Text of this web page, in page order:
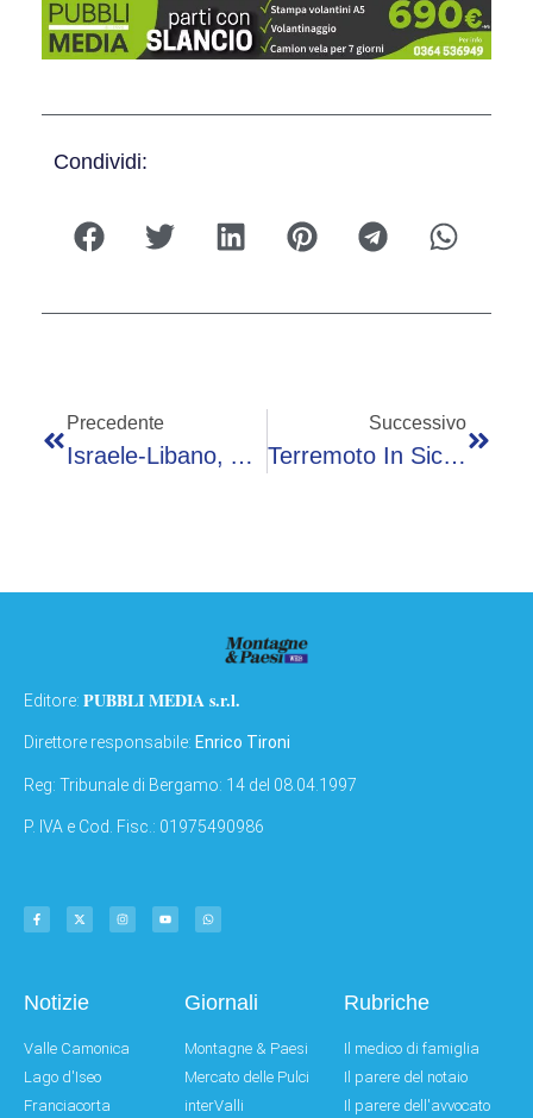
Condividi:
Precedente
Israele-Libano, Accordo Per Cessate Il Fuoco: Nuovi Colloqui Dal 22 Giugno
Successivo
Terremoto In Sicilia, Scossa Nella Notte Alle Isole Eolie
Editore: PUBBLI MEDIA s.r.l.
Direttore responsabile: Enrico Tironi
Reg: Tribunale di Bergamo: 14 del 08.04.1997
P. IVA e Cod. Fisc.: 01975490986
Notizie
Valle Camonica
Lago d'Iseo
Franciacorta
Giornali
Montagne & Paesi
Mercato delle Pulci
interValli
Rubriche
Il medico di famiglia
Il parere del notaio
Il parere dell'avvocato